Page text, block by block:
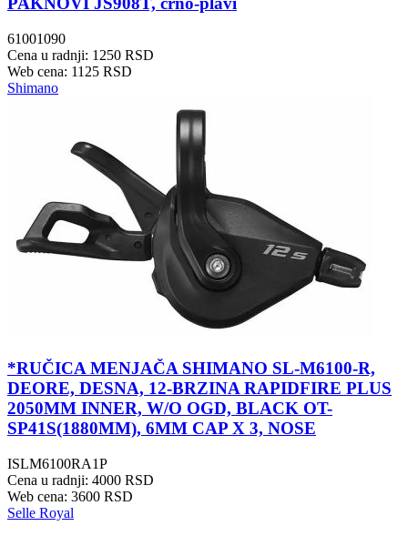
61001090
Cena u radnji: 1250 RSD
Web cena: 1125 RSD
Shimano
*RUČICA MENJAČA SHIMANO SL-M6100-R,
DEORE, DESNA, 12-BRZINA RAPIDFIRE PLUS
2050MM INNER, W/O OGD, BLACK OT-
SP41S(1880MM), 6MM CAP X 3, NOSE
ISLM6100RA1P
Cena u radnji: 4000 RSD
Web cena: 3600 RSD
Selle Royal